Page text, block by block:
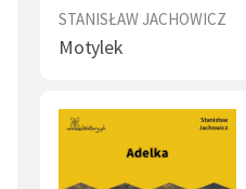
STANISŁAW JACHOWICZ
Motylek